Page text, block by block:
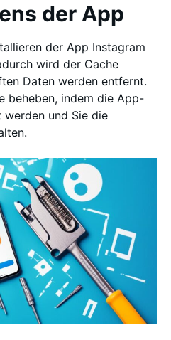
der App
der App Instagram
wird der Cache
Daten werden entfernt.
beheben, indem die App-
und Sie die